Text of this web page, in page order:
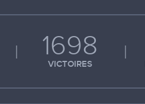
1698
VICTOIRES